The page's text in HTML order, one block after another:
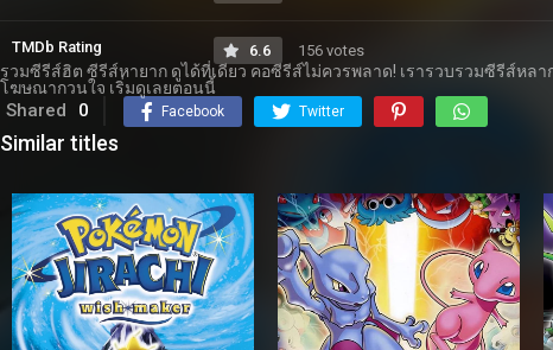
TMDb Rating 6.6 156 votes
รวมซีรีส์ฮิต ซีรีส์หายาก ดูได้ที่เดียว คอซีรีส์ไม่ควรพลาด! เรารวบรวมซีรีส์ห
โฆษณากวนใจ เริ่มดูเลยตอนนี้
Shared 0 Facebook Twitter
Similar titles